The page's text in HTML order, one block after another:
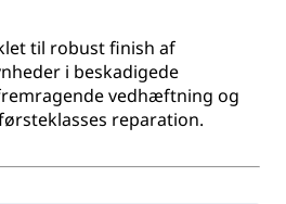
til robust finish af
i beskadigede
vedhæftning og
reparation.